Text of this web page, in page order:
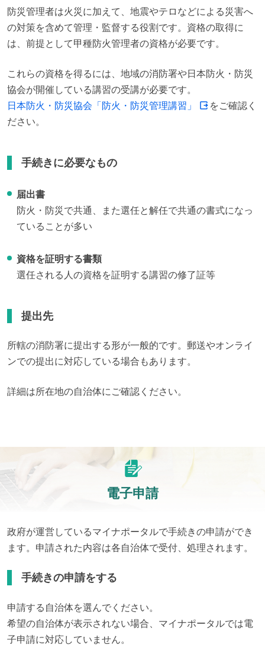
防災管理者は火災に加えて、地震やテロなどによる災害へ
の対策を含めて管理・監督する役割です。資格の取得に
は、前提として甲種防火管理者の資格が必要です。
これらの資格を得るには、地域の消防署や日本防火・防災
日本防火・防災協会「防火・防災管理講習」
をご確認く
ださい。
手続きに必要なもの
届出書
防火・防災で共通、また選任と解任で共通の書式になっ
ていることが多い
資格を証明する書類
選任される人の資格を証明する講習の修了証等
提出先
所轄の消防署に提出する形が一般的です。郵送やオンライ
ンでの提出に対応している場合もあります。
詳細は所在地の自治体にご確認ください。
電子申請
政府が運営しているマイナポータルで手続きの申請ができ
ます。申請された内容は各自治体で受付、処理されます。
手続きの申請をする
申請する自治体を選んでください。
希望の自治体が表示されない場合、マイナポータルでは電
子申請に対応していません。